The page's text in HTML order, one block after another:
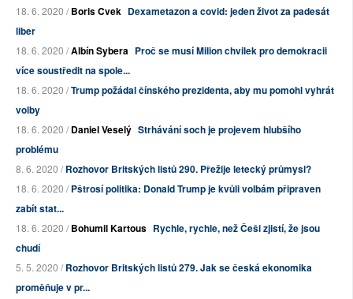
18. 6. 2020 /Boris Cvek Dexametazon a covid: jeden život za padesát
liber
18. 6. 2020 /Albín Sybera Proč se musí Milion chvilek pro demokracii
více soustředit na spole...
18. 6. 2020 /Trump požádal čínského prezidenta, aby mu pomohl vyhrát
volby
18. 6. 2020 /Daniel Veselý Strhávání soch je projevem hlubšího
problému
8. 6. 2020 /Rozhovor Britských listů 290. Přežije letecký průmysl?
18. 6. 2020 /Pštrosí politika: Donald Trump je kvůli volbám připraven
zabít stat...
18. 6. 2020 /Bohumil Kartous Rychle, rychle, než Češi zjistí, že jsou
chudí
5. 5. 2020 /Rozhovor Britských listů 279. Jak se česká ekonomika
proměňuje v pr...